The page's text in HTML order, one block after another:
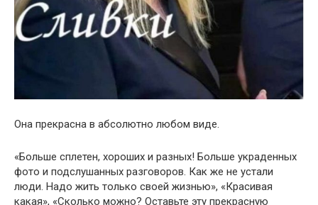
Она прекрасна в абсолютно любом виде.
«Больше сплетен, хороших и разных! Больше украденных
фото и подслушанных разговоров. Как же не устали
люди. Надо жить только своей жизнью», «Красивая
какая», «Сколько можно? Оставьте эту прекрасную